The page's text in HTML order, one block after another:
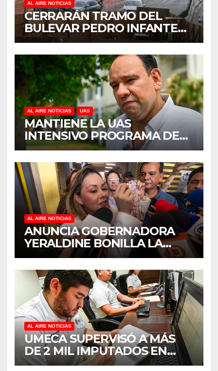
AL AIRE NOTICIAS
CERRARÁN TRAMO DEL
BULEVAR PEDRO INFANTE
PARA ACELERAR OBRAS
ANTES DEL REGRESO A
CLASES
AL AIRE NOTICIAS UAS
MANTIENE LA UAS
INTENSIVO PROGRAMA DE
MANTENIMIENTO Y
REHABILITACIÓN EN SUS
PLANTELES ANTE EL INICIO
DEL CICLO ESCOLAR 2026-
2027
AL AIRE NOTICIAS
ANUNCIA GOBERNADORA
YERALDINE BONILLA LA
REAPERTURA DEL
PROGRAMA “PONTE AL
CORRIENTE” PARA APOYAR
LA ECONOMÍA FAMILIAR EN
SINALOA
AL AIRE NOTICIAS
UMECA SUPERVISÓ A MÁS
DE 2 MIL IMPUTADOS EN
SINALOA DURANTE EL